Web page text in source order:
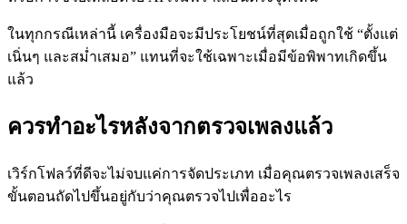
ในทุกกรณีเหล่านี้ เครื่องมือจะมีประโยชน์ที่สุดเมื่อถูกใช้ “ตั้งแต่
เนิ่นๆ และสม่ำเสมอ” แทนที่จะใช้เฉพาะเมื่อมีข้อพิพาทเกิดขึ้น
แล้ว
ควรทำอะไรหลังจากตรวจเพลงแล้ว
เวิร์กโฟลว์ที่ดีจะไม่จบแค่การจัดประเภท เมื่อคุณตรวจเพลงเสร็จ
ขั้นตอนถัดไปขึ้นอยู่กับว่าคุณตรวจไปเพื่ออะไร